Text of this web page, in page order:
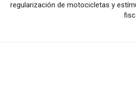
regularización de motocicletas y